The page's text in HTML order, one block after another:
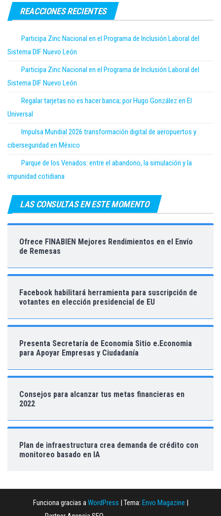
REACCIONES RECIENTES
Participa Zinc Nacional en el Programa de Inclusión Laboral del
Sistema DIF Nuevo León
Participa Zinc Nacional en el Programa de Inclusión Laboral del
Sistema DIF Nuevo León
Regalar tarjetas no es hacer banca; por Hugo González en El
Universal
Impulsa Mundial 2026 transformación digital de aeropuertos y
ciberseguridad en México
Parque de los Venados: entre el abandono, la simulación y la
impunidad cotidiana
LAS CONSULTAS EN ESTE MOMENTO
Ofrece FINABIEN Mejores Rendimientos en el Envío
de Remesas
Facebook habilitará herramienta para suscripción de
votantes en elección presidencial de EU
Presenta Secretaría de Economía Sitio e.Economia
para Apoyar Empresas y Ciudadanía
Consejos para alcanzar tus metas financieras en
2022
Plan de infraestructura crea demanda de crédito con
monitoreo basado en IA
Funciona gracias aWordPress Tema: Envo Magazine